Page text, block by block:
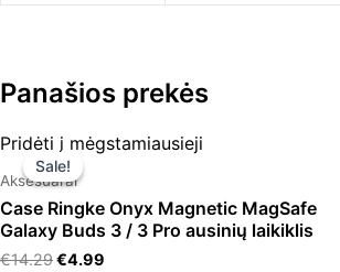
Panašios prekės
Pridėti į mėgstamiausieji
Sale!
Sale!
Aksesuarai
Case Ringke Onyx Magnetic MagSafe
Galaxy Buds 3 / 3 Pro ausinių laikiklis
€14.29
Original
price
was:
€4.99
Current
price